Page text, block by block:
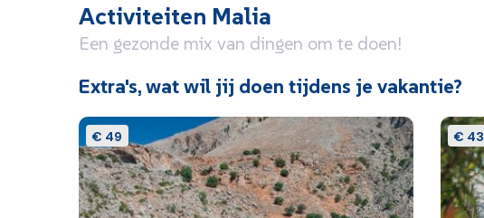
Algemeen & faciliteiten
2 gebouwen met
maximaal 3 verdiepingen
Lobby
Restaurants & bars
Restaurant Drinkgelegenheid
Zwembad
Activiteiten Malia
Een gezonde mix van dingen om te doen!
Extra's, wat wil jij doen tijdens je vakantie?
€ 49 € 43